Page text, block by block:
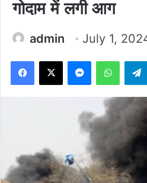
गोदाम में लगी आग
admin July 1,
Facebook
X Messenger